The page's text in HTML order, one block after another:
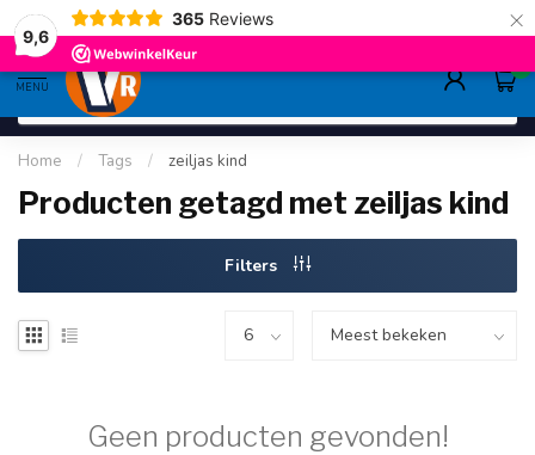
9,6
365 Reviews ×
gratis verzending>80,-
MENU
0
Home / Tags / zeiljas kind
Producten getagd met zeiljas kind
Filters
Geen producten gevonden!